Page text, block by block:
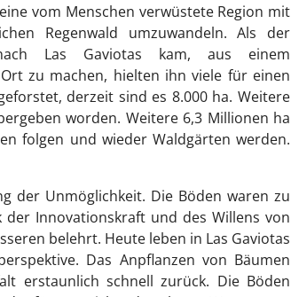
vom Menschen verwüstete Region mit
Regenwald umzuwandeln. Als der
Las Gaviotas kam, aus einem
zu machen, hielten ihn viele für einen
derzeit sind es 8.000 ha. Weitere
worden. Weitere 6,3 Millionen ha
folgen und wieder Waldgärten werden.
der Unmöglichkeit. Die Böden waren zu
Innovationskraft und des Willens von
belehrt. Heute leben in Las Gaviotas
Das Anpflanzen von Bäumen
erstaunlich schnell zurück. Die Böden